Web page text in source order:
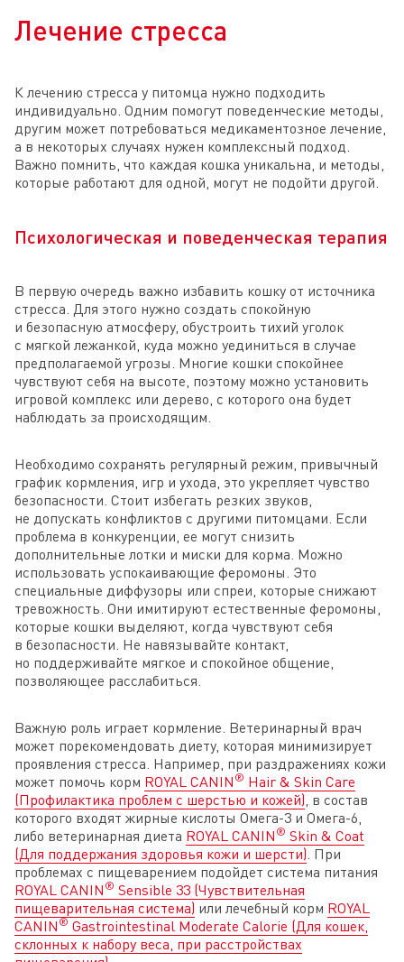
Лечение стресса
К лечению стресса у питомца нужно подходить
индивидуально. Одним помогут поведенческие методы,
другим может потребоваться медикаментозное лечение,
а в некоторых случаях нужен комплексный подход.
Важно помнить, что каждая кошка уникальна, и методы,
которые работают для одной, могут не подойти другой.
Психологическая и поведенческая терапия
В первую очередь важно избавить кошку от источника
стресса. Для этого нужно создать спокойную
и безопасную атмосферу, обустроить тихий уголок
с мягкой лежанкой, куда можно уединиться в случае
предполагаемой угрозы. Многие кошки спокойнее
чувствуют себя на высоте, поэтому можно установить
игровой комплекс или дерево, с которого она будет
наблюдать за происходящим.
Необходимо сохранять регулярный режим, привычный
график кормления, игр и ухода, это укрепляет чувство
безопасности. Стоит избегать резких звуков,
не допускать конфликтов с другими питомцами. Если
проблема в конкуренции, ее могут снизить
дополнительные лотки и миски для корма. Можно
использовать успокаивающие феромоны. Это
специальные диффузоры или спреи, которые снижают
тревожность. Они имитируют естественные феромоны,
которые кошки выделяют, когда чувствуют себя
в безопасности. Не навязывайте контакт,
но поддерживайте мягкое и спокойное общение,
позволяющее расслабиться.
Важную роль играет кормление. Ветеринарный врач
может порекомендовать диету, которая минимизирует
проявления стресса. Например, при раздражениях кожи
может помочь корм ROYAL CANIN ® Hair & Skin Care
(Профилактика проблем с шерстью и кожей) , в состав
которого входят жирные кислоты Омега-3 и Омега-6,
либо ветеринарная диета ROYAL CANIN ® Skin & Coat
(Для поддержания здоровья кожи и шерсти) . При
проблемах с пищеварением подойдет система питания
ROYAL CANIN ® Sensible 33 (Чувствительная
пищеварительная система) или лечебный корм ROYAL
CANIN® Gastrointestinal Moderate Calorie (Для кошек,
склонных к набору веса, при расстройствах